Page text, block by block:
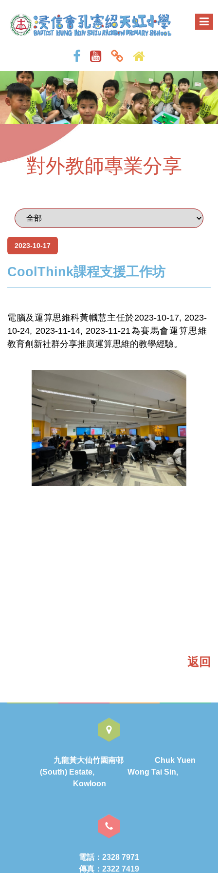
對外教師專業分享
2023-10-17
CoolThink課程支援工作坊
電腦及運算思維科黃幗慧主任於2023-10-17, 2023-
10-24, 2023-11-14, 2023-11-21為賽馬會運算思維
教育創新社群分享推廣運算思維的教學經驗。
返回
九龍黃大仙竹園南邨 Chuk Yuen
(South) Estate, Wong Tai Sin,
Kowloon
電話：2328 7971
傳真：2322 7419